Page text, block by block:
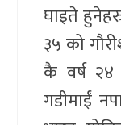
घाइते
३५ को
कै वर्ष २४
गडीमाईं